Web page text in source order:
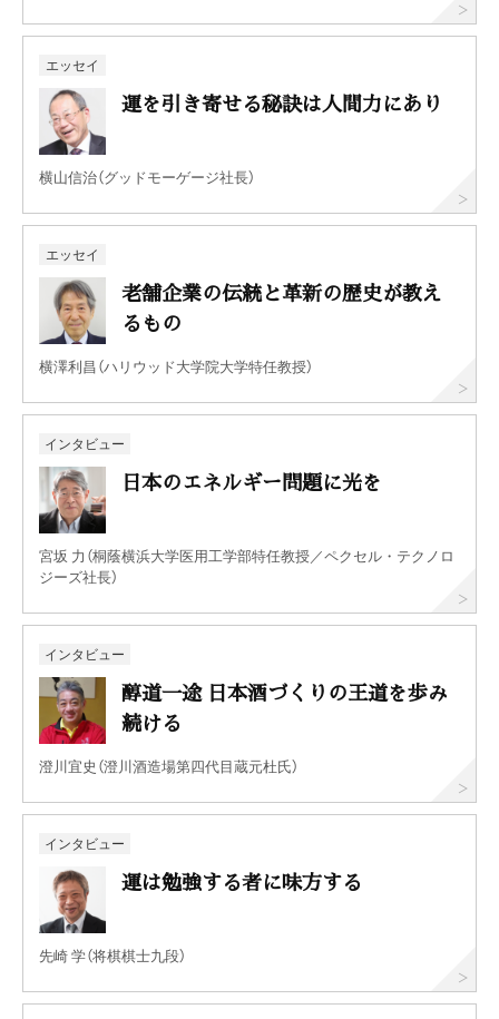
エッセイ
運を引き寄せる秘訣は人間力にあり
横山信治（グッドモーゲージ社長）
エッセイ
老舗企業の伝統と革新の歴史が教え
るもの
横澤利昌（ハリウッド大学院大学特任教授）
インタビュー
日本のエネルギー問題に光を
宮坂 力（桐蔭横浜大学医用工学部特任教授／ペクセル・テクノロ
ジーズ社長）
インタビュー
醇道一途 日本酒づくりの王道を歩み
続ける
澄川宜史（澄川酒造場第四代目蔵元杜氏）
インタビュー
運は勉強する者に味方する
先崎 学（将棋棋士九段）